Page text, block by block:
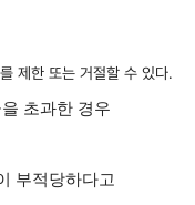
제한 또는 거절할 수 있다.
초과한 경우
부적당하다고